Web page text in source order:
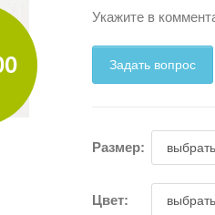
Укажите в
Задать вопрос
Размер:
Цвет: